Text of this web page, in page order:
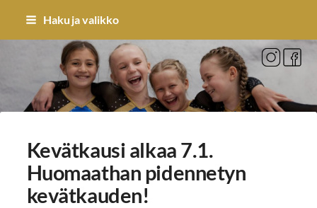
Siirry
sivun
sisältöön
Haku ja valikko
Sivuston etusivulle
Kevätkausi alkaa 7.1.
Huomaathan pidennetyn
kevätkauden!